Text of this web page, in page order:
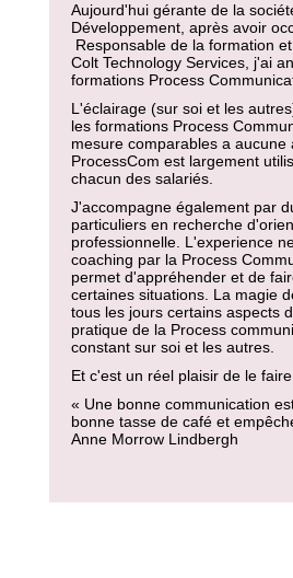
Aujourd'hui gérante de la
Développement, après avoir
Responsable de la formation
Colt Technology Services, j'ai
formations Process
L'éclairage (sur soi et les
les formations Process
mesure comparables a
ProcessCom est largement
chacun des salariés.
J'accompagne également par
particuliers en recherche
professionnelle. L'experience
coaching par la Process
permet d'appréhender et de
certaines situations. La magie
tous les jours certains aspects
pratique de la Process
constant sur soi et les autres.
Et c'est un réel plaisir de le
« Une bonne communication
bonne tasse de café et
Anne Morrow Lindbergh